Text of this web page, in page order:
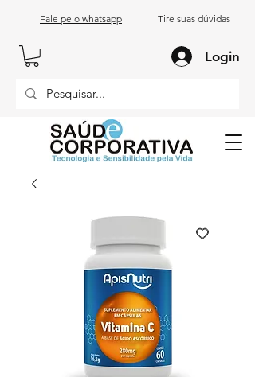
Fale pelo whatsapp Tire suas dúvidas
Login